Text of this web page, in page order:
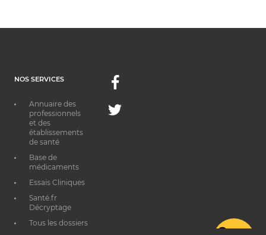
NOS SERVICES
Annuaire des
professionnels
et des
établissements
de santé
Base de
médicaments
Essais Cliniques
Santé.fr
Décryptage
Tous les dossiers
Facebook
Twitter